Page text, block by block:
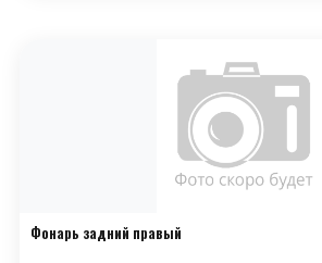
Фонарь задний правый